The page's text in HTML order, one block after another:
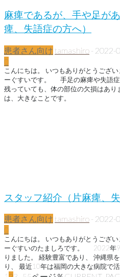
麻痺であるが、手や足が
痺、失語症の方へ）
患者さん向け tamashiro - 2022-
0
こんにちは。 いつもありがとうござ
ーぐすいです。 手足の麻痺や失語
残っていても、体の部位の欠損はあ
は、大きなことです。
スタッフ紹介（片麻痺、
患者さん向け tamashiro - 2022-
0
こんにちは。 いつもありがとうござ
ーぐすいのたましろです。 2022年9
りました。 経験豊富であり、 沖縄県
り、 最近10年は福岡の大きな病院で